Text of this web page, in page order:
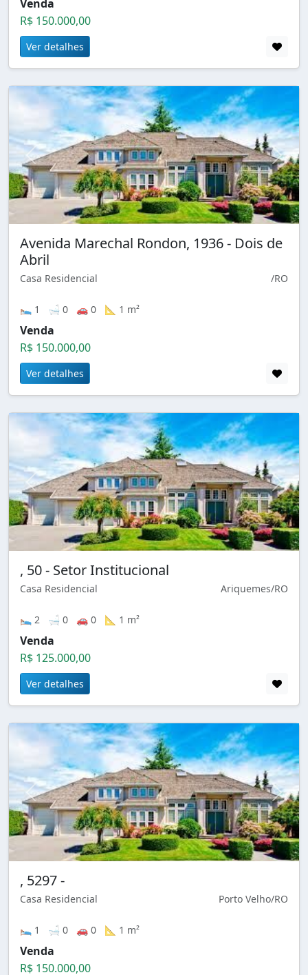
Venda
R$ 150.000,00
Ver detalhes
Avenida Marechal Rondon, 1936 - Dois de
Abril
Casa Residencial /RO
🛌 1 🛁 0 🚗 0 📐 1 m²
Venda
R$ 150.000,00
Ver detalhes
, 50 - Setor Institucional
Casa Residencial Ariquemes/RO
🛌 2 🛁 0 🚗 0 📐 1 m²
Venda
R$ 125.000,00
Ver detalhes
, 5297 -
Casa Residencial Porto Velho/RO
🛌 1 🛁 0 🚗 0 📐 1 m²
Venda
R$ 150.000,00